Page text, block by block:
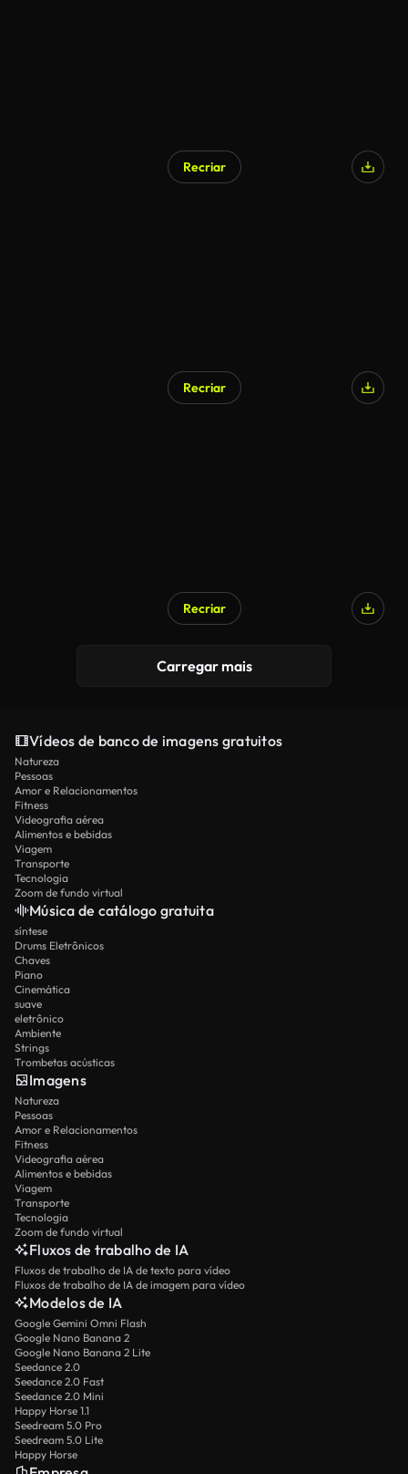
Recriar
Recriar
Recriar
Carregar mais
Vídeos de banco de imagens gratuitos
Natureza
Pessoas
Amor e Relacionamentos
Fitness
Videografia aérea
Alimentos e bebidas
Viagem
Transporte
Tecnologia
Zoom de fundo virtual
Música de catálogo gratuita
síntese
Drums Eletrônicos
Chaves
Piano
Cinemática
suave
eletrônico
Ambiente
Strings
Trombetas acústicas
Imagens
Natureza
Pessoas
Amor e Relacionamentos
Fitness
Videografia aérea
Alimentos e bebidas
Viagem
Transporte
Tecnologia
Zoom de fundo virtual
Fluxos de trabalho de IA
Fluxos de trabalho de IA de texto para vídeo
Fluxos de trabalho de IA de imagem para vídeo
Modelos de IA
Google Gemini Omni Flash
Google Nano Banana 2
Google Nano Banana 2 Lite
Seedance 2.0
Seedance 2.0 Fast
Seedance 2.0 Mini
Happy Horse 1.1
Seedream 5.0 Pro
Seedream 5.0 Lite
Happy Horse